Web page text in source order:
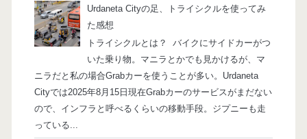
Urdaneta Cityの足、トライシクルを使ってみ
た感想
トライシクルとは？ バイクにサイドカーがつ
いた乗り物。マニラとかでも見かけるが、マ
ニラだと私の場合Grabカーを使うことが多い。Urdaneta
Cityでは2025年8月15日現在Grabカーのサービスがまだない
ので、インフラと呼べるくらいの移動手段。ジプニーも走
っている...